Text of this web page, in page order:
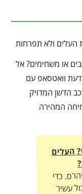
העלים ולא תפרחות
או משחימים? אל
וואטסאפ עם
הדשן המדויק
המהירה
העלים
כדי
עשיר
לו את